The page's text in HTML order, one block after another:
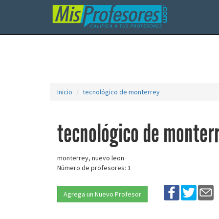
Inicio tecnológico de monterrey
tecnológico de
monterrey, nuevo leon
Número de profesores: 1
Agrega un Nuevo Profesor